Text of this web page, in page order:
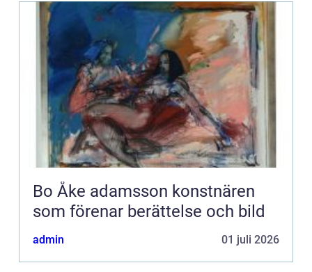
Bo Åke adamsson konstnären
som förenar berättelse och bild
admin 01 juli 2026